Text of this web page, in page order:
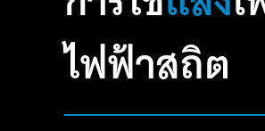
ไฟฟ้าสถิต